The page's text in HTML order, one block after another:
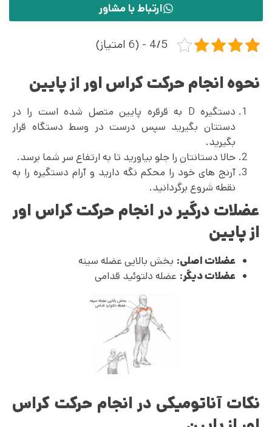
ارتباط با مشاور
4/5 - (6 امتیاز)
نحوه انجام حرکت کراس اور از پایین
دستگیره D به قرقره پایین متصل شده است را در
دستتان بگیرید سپس درست در وسط دستگاه قرار
بگیرید.
حالا دستانتان را جلو بیاورید تا به ارتفاع سر شما برسد.
آرنج های خود را محکم نگه دارید و آرام دستگیره را به
نقطه شروع برگردانید.
عضلات درگیر در انجام حرکت کراس اور
از پایین
عضلات اصلی: بخش بالایی عضله سینه
عضلات دیگر: عضله دلتوئید قدامی
نکات آناتومیکی در انجام حرکت کراس